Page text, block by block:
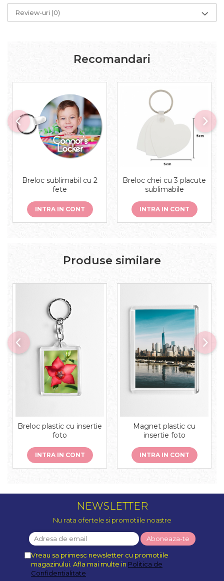
Review-uri (0)
Recomandari
Breloc sublimabil cu 2
fete
INTRA IN CONT
Breloc chei cu 3 placute
sublimabile
INTRA IN CONT
Produse similare
Breloc plastic cu insertie
foto
INTRA IN CONT
Magnet plastic cu
insertie foto
INTRA IN CONT
NEWSLETTER
Nu rata ofertele si promotiile noastre
Vreau sa primesc newsletter cu promotiile
magazinului. Afla mai multe in Politica de
Confidentialitate